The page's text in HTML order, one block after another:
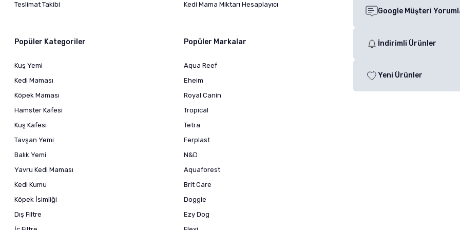
Teslimat Takibi Kedi Mama Miktarı Hesaplayıcı
Popüler Kategoriler
Kuş Yemi
Kedi Maması
Köpek Maması
Hamster Kafesi
Kuş Kafesi
Tavşan Yemi
Balık Yemi
Yavru Kedi Maması
Kedi Kumu
Köpek İsimliği
Dış Filtre
Popüler Markalar
Aqua Reef
Eheim
Royal Canin
Tropical
Tetra
Ferplast
N&D
Aquaforest
Brit Care
Doggie
Ezy Dog
Google Müşteri
İndirimli Ürünler
Yeni Ürünler